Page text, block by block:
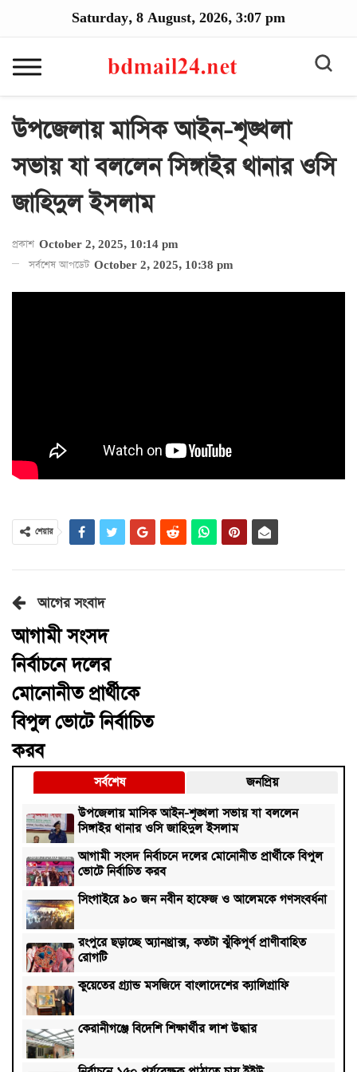
Saturday, 8 August, 2026, 3:07 pm
উপজেলায় মাসিক আইন-শৃঙ্খলা
সভায় যা বললেন সিঙ্গাইর থানার ওসি
জাহিদুল ইসলাম
প্রকাশ October 2, 2025, 10:14 pm
সর্বশেষ আপডেট October 2, 2025, 10:38 pm
শেয়ার
আগের সংবাদ
আগামী সংসদ
নির্বাচনে দলের
মোনোনীত প্রার্থীকে
বিপুল ভোটে নির্বাচিত
করব
সর্বশেষ
জনপ্রিয়
উপজেলায় মাসিক আইন-শৃঙ্খলা সভায় যা বললেন
সিঙ্গাইর থানার ওসি জাহিদুল ইসলাম
আগামী সংসদ নির্বাচনে দলের মোনোনীত প্রার্থীকে বিপুল
ভোটে নির্বাচিত করব
সিংগাইরে ৯০ জন নবীন হাফেজ ও আলেমকে গণসংবর্ধনা
রংপুরে ছড়াচ্ছে অ্যানথ্রাক্স, কতটা ঝুঁকিপূর্ণ প্রাণীবাহিত
রোগটি
কুয়েতের গ্র্যান্ড মসজিদে বাংলাদেশের ক্যালিগ্রাফি
কেরানীগঞ্জে বিদেশি শিক্ষার্থীর লাশ উদ্ধার